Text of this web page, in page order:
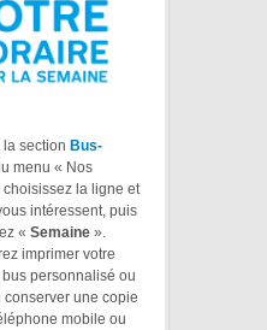
section Bus-
menu « Nos
choisissez la ligne et
intéressent, puis
« Semaine ».
imprimer votre
personnalisé ou
conserver une copie
mobile ou